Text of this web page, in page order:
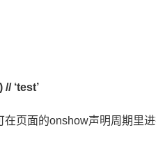
‘test’
页面的onshow声明周期里